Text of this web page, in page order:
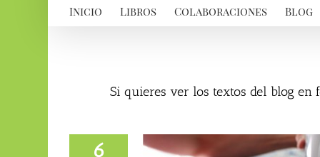
Inicio Libros Colaboraciones Blog
Si quieres ver los textos del blog en
6